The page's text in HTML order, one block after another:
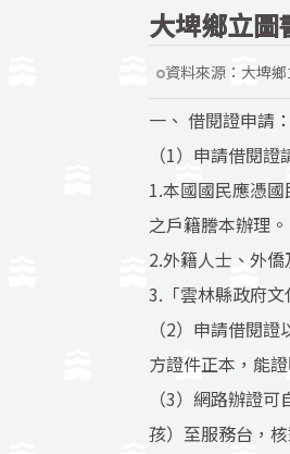
大埤鄉立圖
資料來源： 大埤
一、 借閱證申請：
（1）申請借閱
1.本國國民應憑
之戶籍謄本辦理。
2.外籍人士、外
3.「雲林縣政府
（2）申請借閱
方證件正本，能
（3）網路辦證
孩）至服務台，